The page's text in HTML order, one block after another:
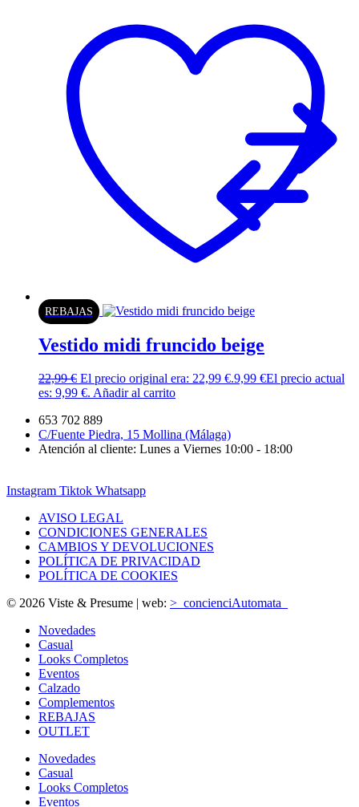
REBAJAS
Vestido midi fruncido beige
22,99€ El precio original era: 22,99 €.9,99 €El precio actual
es: 9,99 €. Añadir al carrito
653 702 889
C/Fuente Piedra, 15 Mollina (Málaga)
Atención al cliente: Lunes a Viernes 10:00 - 18:00
Instagram Tiktok Whatsapp
AVISO LEGAL
CONDICIONES GENERALES
CAMBIOS Y DEVOLUCIONES
POLÍTICA DE PRIVACIDAD
POLÍTICA DE COOKIES
© 2026 Viste & Presume | web: >_concienciAutomata_
Novedades
Casual
Looks Completos
Eventos
Calzado
Complementos
REBAJAS
OUTLET
Novedades
Casual
Looks Completos
Eventos